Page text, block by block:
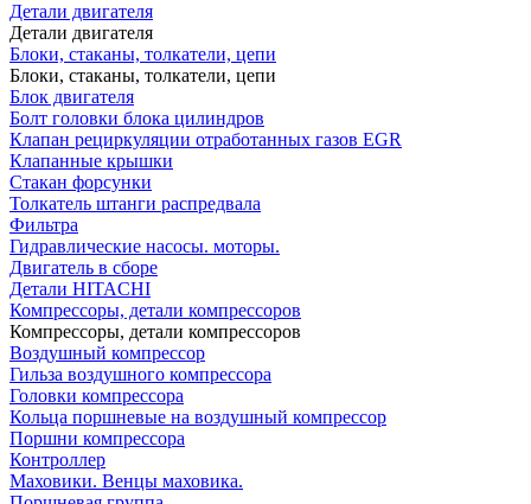
Детали двигателя
Детали двигателя
Блоки, стаканы, толкатели, цепи
Блоки, стаканы, толкатели, цепи
Блок двигателя
Болт головки блока цилиндров
Клапан рециркуляции отработанных газов EGR
Клапанные крышки
Стакан форсунки
Толкатель штанги распредвала
Фильтра
Гидравлические насосы. моторы.
Двигатель в сборе
Детали HITACHI
Компрессоры, детали компрессоров
Компрессоры, детали компрессоров
Воздушный компрессор
Гильза воздушного компрессора
Головки компрессора
Кольца поршневые на воздушный компрессор
Поршни компрессора
Контроллер
Маховики. Венцы маховика.